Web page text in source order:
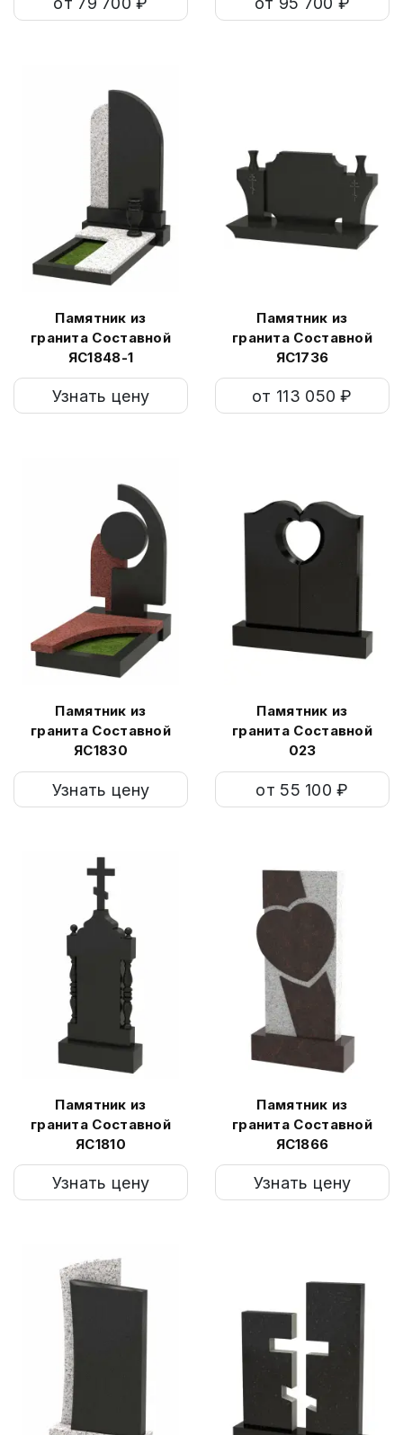
Памятник из
гранита Составной
ЯС1848-1
Узнать цену
Памятник из
гранита Составной
ЯС1736
от 113 050 ₽
Памятник из
гранита Составной
ЯС1830
Узнать цену
Памятник из
гранита Составной
023
от 55 100 ₽
Памятник из
гранита Составной
ЯС1810
Узнать цену
Памятник из
гранита Составной
ЯС1866
Узнать цену